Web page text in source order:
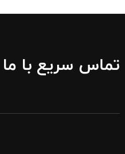
تماس سریع با ما